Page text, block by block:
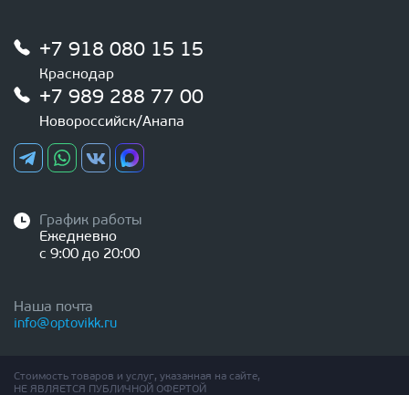
+7 918 080 15 15
Краснодар
+7 989 288 77 00
Новороссийск/Анапа
График работы
Ежедневно
с 9:00 до 20:00
Наша почта
info@optovikk.ru
Стоимость товаров и услуг, указанная на сайте,
НЕ ЯВЛЯЕТСЯ ПУБЛИЧНОЙ ОФЕРТОЙ